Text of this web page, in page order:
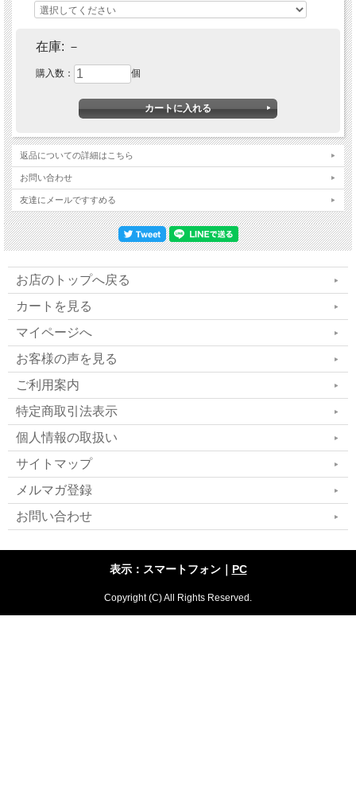
森の癒し力を生活空間に満た
し、私たちを常に最高の状態
に導いてくれる 空気サプリメ
ント「フィトンエアー」誕生
毎日、大変。仕事に子育て、悩み事は
尽きない…
頑張っているみなさまへ
ツライとき、よく「リラックス」が必要…といわ
れます
でも、リラックスって本当はどういうことなのか
意外と分かっていないかも…?
リラックスというのは気分でも形でもなく
「状態」です。人がより心身共に、よりよく生
きられる、自分を発揮できる状態です。
それには「生理的」条件がそろってはじめて
実現します。筋肉の弛緩・体温の降下・末梢皮
在庫: －
購入数： 個
返品についての詳細はこちら
お問い合わせ
友達にメールですすめる
お店のトップへ戻る
カートを見る
マイページへ
お客様の声を見る
ご利用案内
特定商取引法表示
個人情報の取扱い
サイトマップ
メルマガ登録
お問い合わせ
表示：スマートフォン｜ PC
Copyright (C) All Rights Reserved.